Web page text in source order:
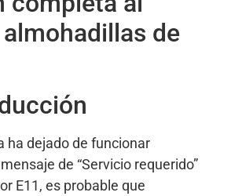
de
ha dejado de funcionar
de “Servicio requerido”
E11, es probable que